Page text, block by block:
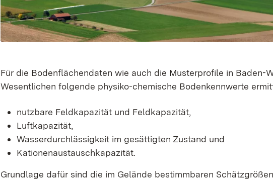
Für die Bodenflächendaten wie auch die Musterprofile in Baden-
Wesentlichen folgende physiko-chemische Bodenkennwerte
nutzbare Feldkapazität und Feldkapazität,
Luftkapazität,
Wasserdurchlässigkeit im gesättigten Zustand und
Kationenaustauschkapazität.
Grundlage dafür sind die im Gelände bestimmbaren